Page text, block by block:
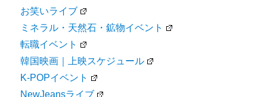
お笑いライブ
ミネラル・天然石・鉱物イベント
転職イベント
韓国映画｜上映スケジュール
K-POPイベント
NewJeansライブ